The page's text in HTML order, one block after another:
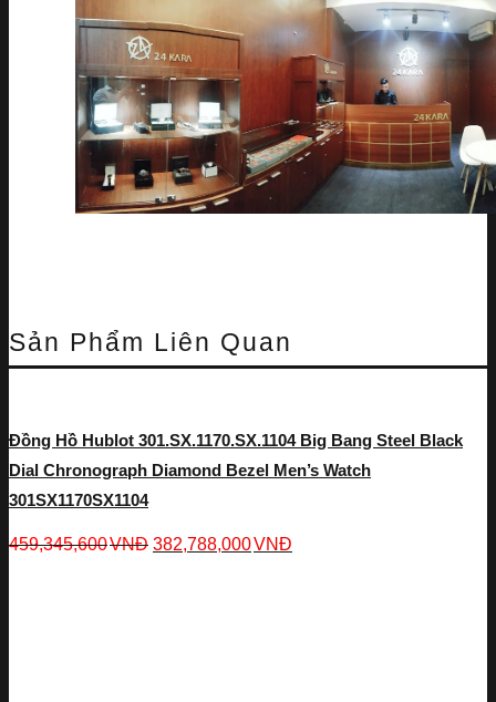
Sản Phẩm Liên Quan
Đồng Hồ Hublot 301.SX.1170.SX.1104 Big Bang Steel Black
Dial Chronograph Diamond Bezel Men’s Watch
301SX1170SX1104
459,345,600VNĐ 382,788,000VNĐ